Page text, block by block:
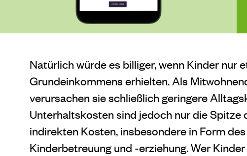
Natürlich würde es billiger, wenn Kinder nur
Grundeinkommens erhielten. Als
verursachen sie schließlich geringere
Unterhaltskosten sind jedoch nur die Spitze
indirekten Kosten, insbesondere in Form
Kinderbetreuung und -erziehung. Wer